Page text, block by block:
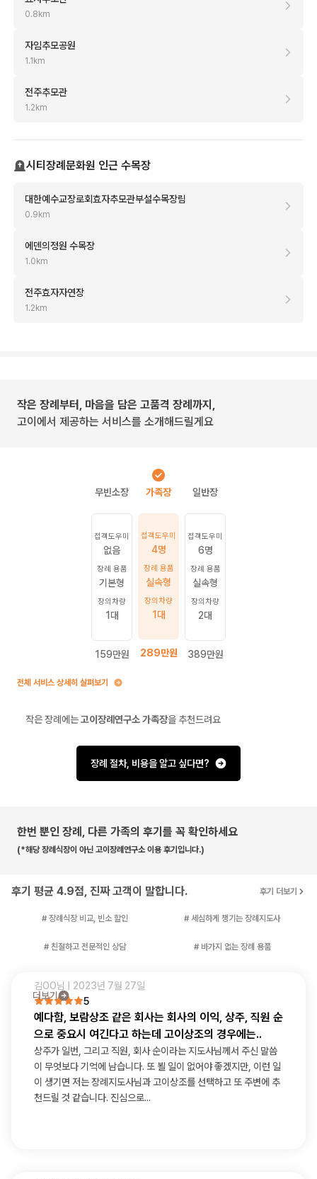
0.8 km
자임추모공원
1.1 km
전주추모관
1.2 km
시티장례문화원 인근 수목장
대한예수교장로회효자추모관부설수목장림
0.9 km
에덴의정원 수목장
1.0 km
전주효자자연장
1.2 km
작은 장례부터, 마음을 담은 고품격 장례까지,
고이에서 제공하는 서비스를 소개해드릴게요
접객도우미
없음
장례 용품
기본형
장의차량
1 대
159만원
접객도우미
4명
장례 용품
실속형
장의차량
1 대
289만원
접객도우미
6명
장례 용품
실속형
장의차량
2대
389만원
전체 서비스 상세히 살펴보기
작은 장례에는고이장례연구소 가족장을 추천드려요
장례 절차, 비용을 알고 싶다면?
한번 뿐인 장례, 다른 가족의 후기를 꼭 확인하세요
(*해당 장례식장이 아닌 고이장례연구소 이용 후기입니다.)
후기 평균 4.9점, 진짜 고객이 말합니다. 후기 더보기
# 장례식장 비교, 빈소 할인 # 세심하게 챙기는 장례지도사
# 친절하고 전문적인 상담 # 바가지 없는 장례 용품
더보기
김OO님 | 2023년 7월 27일
5
예다함, 보람상조 같은 회사는 회사의 이익, 상주, 직원 순
으로 중요시 여긴다고 하는데 고이상조의 경우에는..
상주가 일번, 그리고 직원, 회사 순이라는 지도사님께서 주신 말씀
이 무엇보다 기억에 남습니다. 또 뵐 일이 없어야 좋겠지만, 이런 일
이 생기면 저는 장례지도사님과 고이상조를 선택하고 또 주변에 추
천드릴 것 같습니다. 진심으로...